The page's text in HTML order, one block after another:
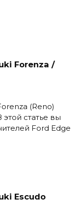
Forenza /
(Reno)
статье вы
Ford Edge
Escudo